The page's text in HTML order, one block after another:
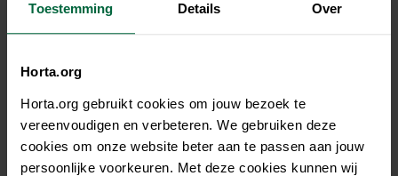
Toestemming Details Over
Horta.org
Horta.org gebruikt cookies om jouw bezoek te
vereenvoudigen en verbeteren. We gebruiken deze
cookies om onze website beter aan te passen aan jouw
persoonlijke voorkeuren. Met deze cookies kunnen wij
Tous les magasins n'ont pas la même gamme